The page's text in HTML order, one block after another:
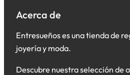
Acerca de
Entresueños es una tienda de
joyería y moda.
Descubre nuestra selección de